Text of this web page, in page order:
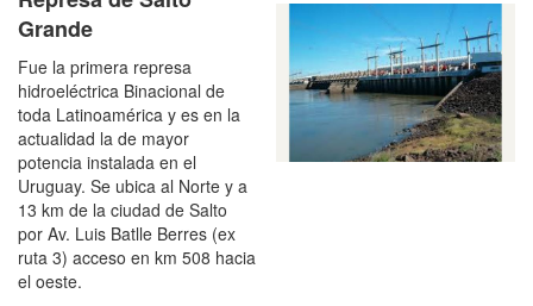
Grande
Fue la primera represa
hidroeléctrica Binacional de
toda Latinoamérica y es en la
actualidad la de mayor
potencia instalada en el
Uruguay. Se ubica al Norte y a
13 km de la ciudad de Salto
por Av. Luis Batlle Berres (ex
ruta 3) acceso en km 508 hacia
el oeste.